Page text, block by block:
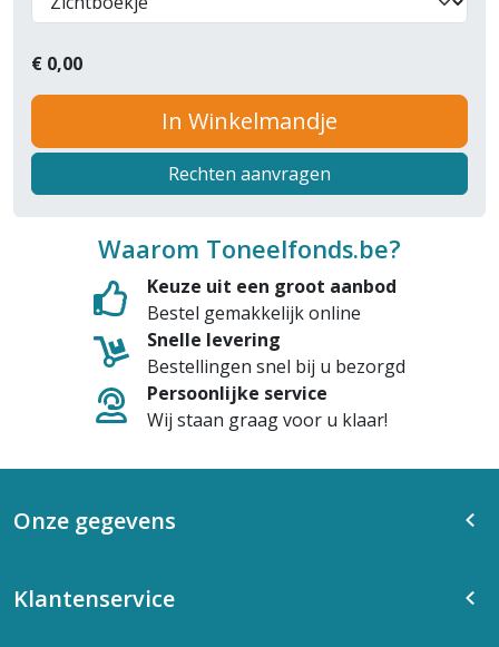
€ 0,00
In Winkelmandje
Rechten aanvragen
Waarom Toneelfonds.be?
Keuze uit een groot aanbod
Bestel gemakkelijk online
Snelle levering
Bestellingen snel bij u bezorgd
Persoonlijke service
Wij staan graag voor u klaar!
Onze gegevens
Klantenservice